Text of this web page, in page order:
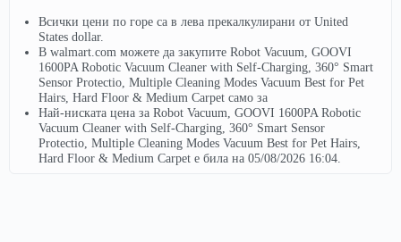
Всички цени по горе са в лева прекалкулирани от United
States dollar.
В walmart.com можете да закупите Robot Vacuum, GOOVI
1600PA Robotic Vacuum Cleaner with Self-Charging, 360° Smart
Sensor Protectio, Multiple Cleaning Modes Vacuum Best for Pet
Hairs, Hard Floor & Medium Carpet само за
Най-ниската цена за Robot Vacuum, GOOVI 1600PA Robotic
Vacuum Cleaner with Self-Charging, 360° Smart Sensor
Protectio, Multiple Cleaning Modes Vacuum Best for Pet Hairs,
Hard Floor & Medium Carpet е била на 05/08/2026 16:04.